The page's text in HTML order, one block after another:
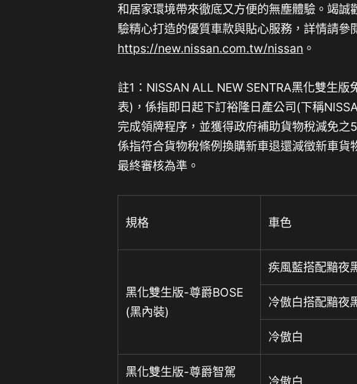
和居家環境帶來徹底又方便的無塵體驗。竭
驗精心打造的優質車款與貼心服務，詳情請參
https://new.nissan.com.tw/nissan 。
註1：NISSAN ALL NEW SENTRA黑化雙生
表)，係指即日起下訂裕隆日產公司(下稱
完成領牌程序，並獲得政府補助貨物稅減免
係指符合貨物稅條例換購新車退還減徵新車
最終審核為準。
規格 車色
黑化雙生版-尊爵BOSE
(黑內裝)
疾風藍搭配黯夜
冷傲白搭配黯夜
冷傲白
黑化雙生版-尊爵智駕